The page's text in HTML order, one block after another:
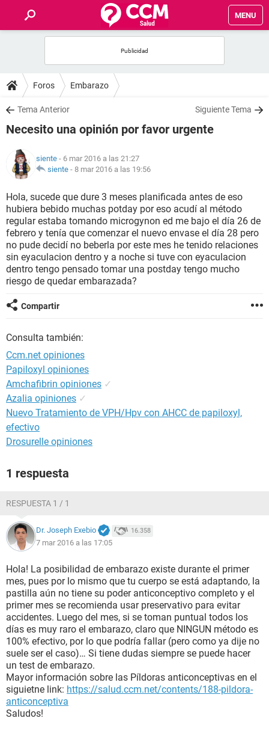
MENU
FOROS
SALUD
NUTRICIÓN
BIENESTAR
SEXUALIDAD
GLOSARIO
Foros Embarazo
Tema Anterior Siguiente Tema
Necesito una opinión por favor urgente
siente - 6 mar 2016 a las 21:27
siente - 8 mar 2016 a las 19:56
Hola, sucede que dure 3 meses planificada antes de eso
hubiera bebido muchas potday por eso acudí al método
regular estaba tomando microgynon ed me bajo el día 26 de
febrero y tenía que comenzar el nuevo envase el día 28 pero
no pude decidí no beberla por este mes he tenido relaciones
sin eyaculacion dentro y a noche si tuve con eyaculacion
dentro tengo pensado tomar una postday tengo mucho
riesgo de quedar embarazada?
Compartir
Consulta también:
Ccm.net opiniones
Papiloxyl opiniones
Amchafibrin opiniones ✓
Azalia opiniones ✓
Nuevo Tratamiento de VPH/Hpv con AHCC de papiloxyl,
efectivo
Drosurelle opiniones
1 respuesta
RESPUESTA 1 / 1
Dr. Joseph Exebio 16.358
7 mar 2016 a las 17:05
Hola! La posibilidad de embarazo existe durante el primer
mes, pues por lo mismo que tu cuerpo se está adaptando, la
pastilla aún no tiene su poder anticonceptivo completo y el
primer mes se recomienda usar preservativo para evitar
accidentes. Luego del mes, si se toman puntual todos los
días es muy raro el embarazo, claro que NINGUN método es
100% efectivo, por lo que podría fallar (pero como ya dije no
suele ser el caso)… Si tiene dudas siempre se puede hacer
un test de embarazo.
Mayor información sobre las Píldoras anticonceptivas en el
siguietne link: https://salud.ccm.net/contents/188-pildora-
anticonceptiva
Saludos!